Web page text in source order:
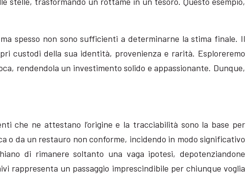
spesso non sono sufficienti a determinarne la stima finale. Il
custodi della sua identità, provenienza e rarità. Esploreremo
rendendola un investimento solido e appassionante. Dunque,
che ne attestano l’origine e la tracciabilità sono la base per
o da un restauro non conforme, incidendo in modo significativo
di rimanere soltanto una vaga ipotesi, depotenziandone
rappresenta un passaggio imprescindibile per chiunque voglia